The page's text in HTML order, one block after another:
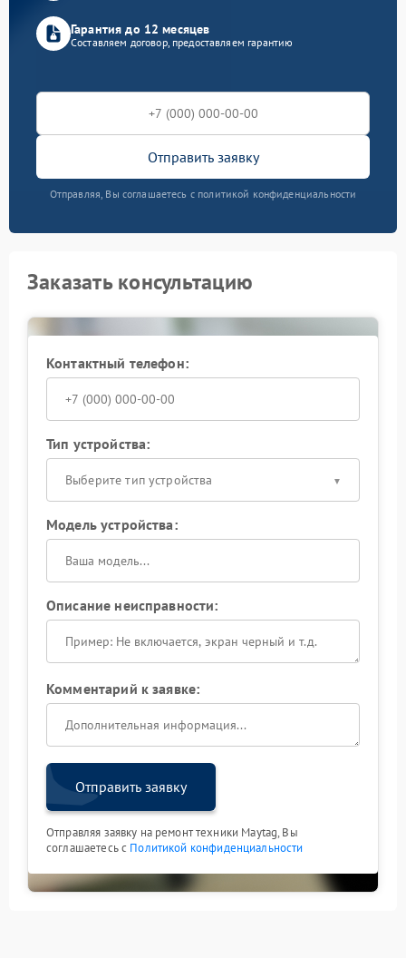
Гарантия до 12 месяцев
Составляем договор, предоставляем гарантию
Отправить заявку
Отправляя, Вы соглашаетесь с политикой конфиденциальности
Заказать консультацию
Контактный телефон:
Тип устройства:
Выберите тип устройства
Модель устройства:
Описание неисправности:
Комментарий к заявке:
Отправить заявку
Отправляя заявку на ремонт техники Maytag, Вы
соглашаетесь с Политикой конфиденциальности